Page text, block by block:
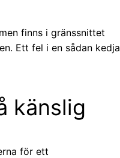
finns i gränssnittet
Ett fel i en sådan kedja
känslig
för ett